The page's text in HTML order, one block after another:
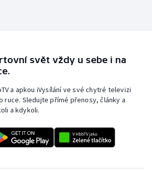
svět vždy u sebe i na
a apkou iVysílání ve své chytré televizi
ruce. Sledujte přímé přenosy, články a
a kdykoli.